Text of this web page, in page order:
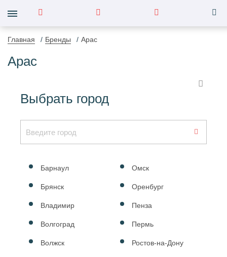
Главная Бренды Apac
Apac
Выбрать город
Барнаул
Брянск
Владимир
Волгоград
Волжск
Омск
Оренбург
Пенза
Пермь
Ростов-на-Дону